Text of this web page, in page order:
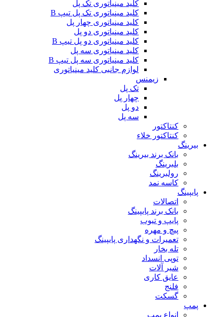
کلید مینیاتوری تک پل
کلید مینیاتوری تک پل تیپ B
کلید مینیاتوری چهار پل
کلید مینیاتوری دو پل
کلید مینیاتوری دو پل تیپ B
کلید مینیاتوری سه پل
کلید مینیاتوری سه پل تیپ B
لوازم جانبی کلید مینیاتوری
زیمنس
تک پل
چهار پل
دو پل
سه پل
کنتاکتور
کنتاکتور خلاء
بیرینگ
بانک برند بیرینگ
بلبرینگ
رولبرینگ
کاسه نمد
پایپینگ
اتصالات
بانک برند پایپینگ
پایپ و تیوب
پیچ و مهره
تعمیرات و نگهداری پایپینگ
تله بخار
توپی انسداد
شیر آلات
عایق کاری
فلنج
گسکت
پمپ
انواع پمپ